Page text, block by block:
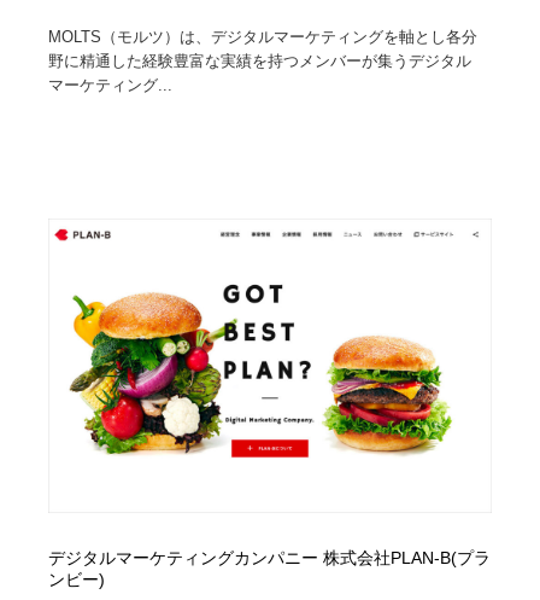
MOLTS（モルツ）は、デジタルマーケティングを軸とし各分
野に精通した経験豊富な実績を持つメンバーが集うデジタル
マーケティング...
デジタルマーケティングカンパニー 株式会社PLAN-B(プラ
ンビー)